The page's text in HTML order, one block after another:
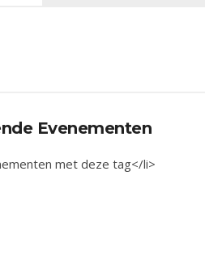
Evenementen
met deze tag</li>